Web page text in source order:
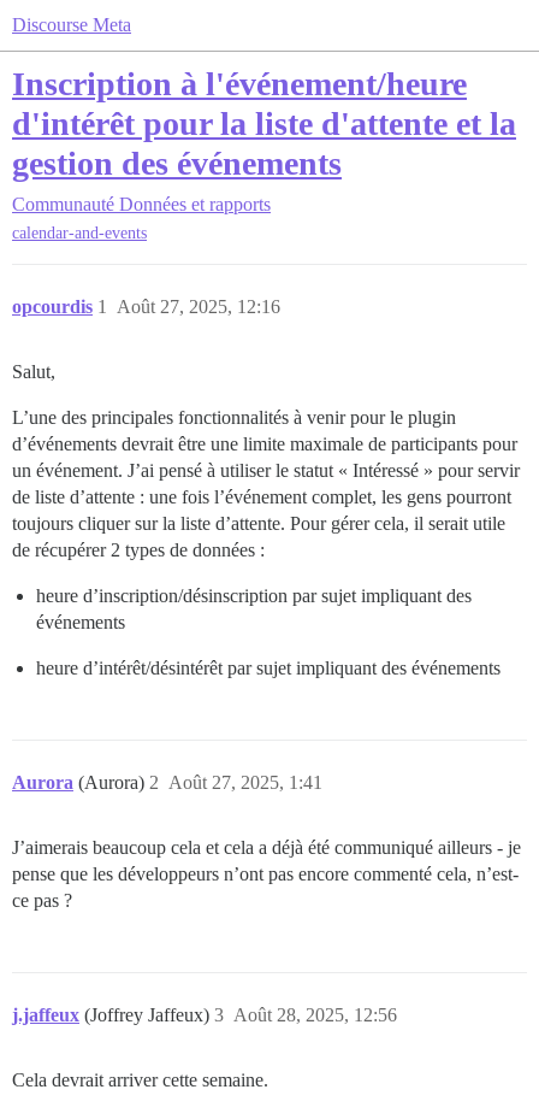
Discourse Meta
Inscription à l'événement/heure
d'intérêt pour la liste d'attente et la
gestion des événements
Communauté Données et rapports
calendar-and-events
opcourdis Août 27, 2025, 12:16
1
Salut,
L’une des principales fonctionnalités à venir pour le plugin
d’événements devrait être une limite maximale de participants pour
un événement. J’ai pensé à utiliser le statut « Intéressé » pour servir
de liste d’attente : une fois l’événement complet, les gens pourront
toujours cliquer sur la liste d’attente. Pour gérer cela, il serait utile
de récupérer 2 types de données :
heure d’inscription/désinscription par sujet impliquant des
événements
heure d’intérêt/désintérêt par sujet impliquant des événements
Aurora (Aurora) Août 27, 2025, 1:41
2
J’aimerais beaucoup cela et cela a déjà été communiqué ailleurs - je
pense que les développeurs n’ont pas encore commenté cela, n’est-
ce pas ?
j.jaffeux (Joffrey Jaffeux) Août 28, 2025, 12:56
3
Cela devrait arriver cette semaine.